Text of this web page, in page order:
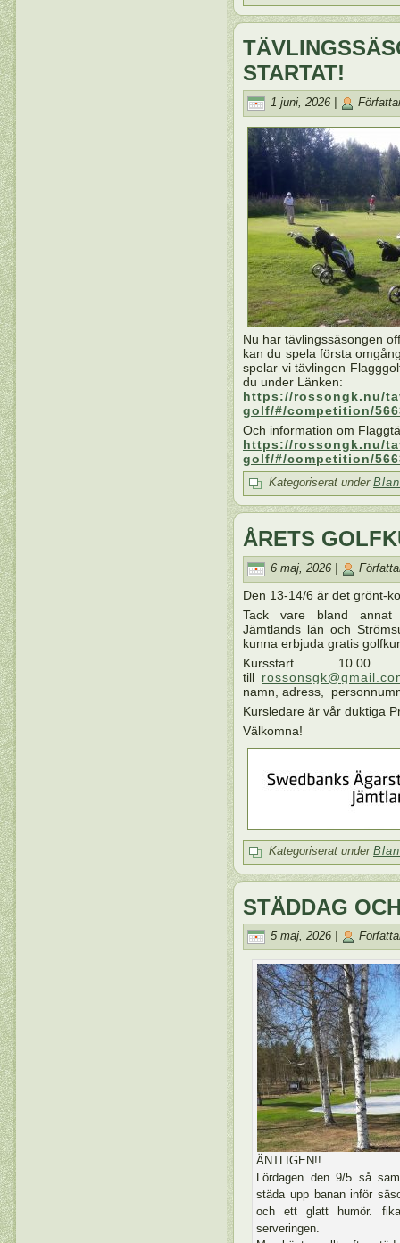
STARTAT!
1 juni, 2026 |
Nu har tävlingssäsongen
kan du spela första
spelar vi tävlingen
du under Länken:
https://rossongk.nu/
golf/#/competition/
Och information om
https://rossongk.nu/
golf/#/competition/
Kategoriserat under
ÅRETS
6 maj, 2026 |
Den 13-14/6 är det grönt-
Tack vare bland annat
Jämtlands län och
kunna erbjuda gratis
Kursstart 10.00
till
namn, adress,
Kursledare är vår duktiga
Välkomna!
Kategoriserat under
STÄDDAG
5 maj, 2026 |
ÄNTLIGEN!!
Lördagen den 9/5 så
städa upp banan inför
och ett glatt humör.
serveringen.